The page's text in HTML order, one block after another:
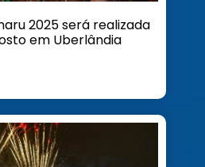
2025 será realizada
em Uberlândia